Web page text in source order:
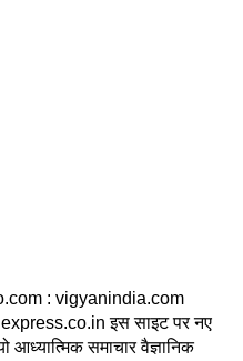
: vigyanindia.com
इस साइट पर नए
आध्यात्मिक समाचार वैज्ञानिक